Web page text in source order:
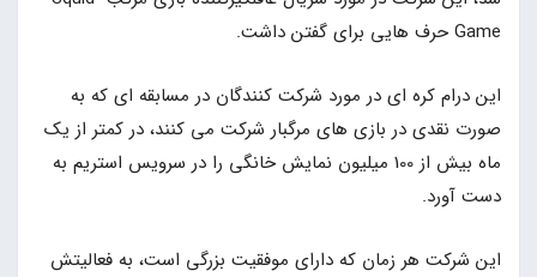
Game حرف هایی برای گفتن داشت.
این درام کره ای در مورد شرکت کنندگان در مسابقه ای که به
صورت نقدی در بازی های مرگبار شرکت می کنند، در کمتر از یک
ماه بیش از 100 میلیون نمایش خانگی را در سرویس استریم به
دست آورد.
این شرکت هر زمان که دارای موفقیت بزرگی است، به فعالیتش